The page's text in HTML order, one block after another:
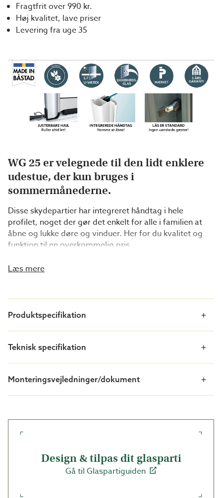
Fragtfrit over 990 kr.
Høj kvalitet, lave priser
Levering fra uge 35
WG 25 er velegnede til den lidt enklere
udestue, der kun bruges i
sommermånederne.
Disse skydepartier har integreret håndtag i hele
profilet, noget der gør det enkelt for alle i familien at
åbne og lukke døre og vinduer. Her for du kvalitet og
funktion til en overkommelig pris.
Hvad får jeg som kunde?
Beskyttelse mod vejr og vind
Et P-mærket produkt
vores egen fabrik i Båstad, og takket være færre
mellemled og effektiv håndtering kan vi holde både
Alle mål er hulmål
Det valgte mål gælder altid hulmål. Hulmålet i skelettet
Læs mere
Produktspecifikation
Teknisk specifikation
Monteringsvejledninger/dokument
Design & tilpas dit glasparti
Gå til Glaspartiguiden